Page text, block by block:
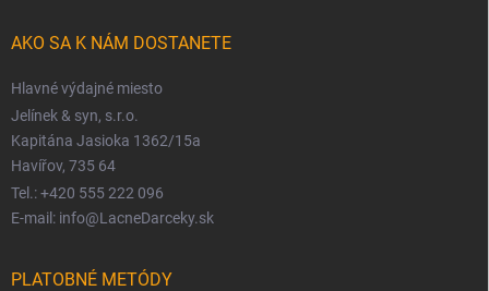
AKO SA K NÁM DOSTANETE
Hlavné výdajné miesto
Jelínek & syn, s.r.o.
Kapitána Jasioka 1362/15a
Havířov, 735 64
Tel.: +420 555 222 096
E-mail: info@LacneDarceky.sk
PLATOBNÉ METÓDY